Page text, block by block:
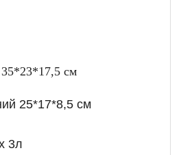
см
25*17*8,5 см
3л